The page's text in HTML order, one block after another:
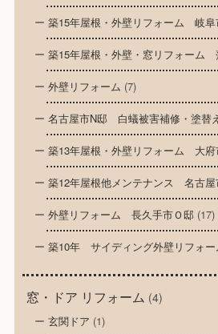
築15年屋根・外壁リフォーム 岐阜
築15年屋根・外壁・窓リフォーム
外壁リフォーム (7)
名古屋市N邸 白蟻被害補修・塗替え
築13年屋根・外壁リフォーム 大府
築12年屋根他メンテナンス 名古屋
外壁リフォーム 長久手市Ｏ邸(17)
築10年 サイディング外壁リフォー
窓・ドア リフォーム (4)
玄関ドア (1)